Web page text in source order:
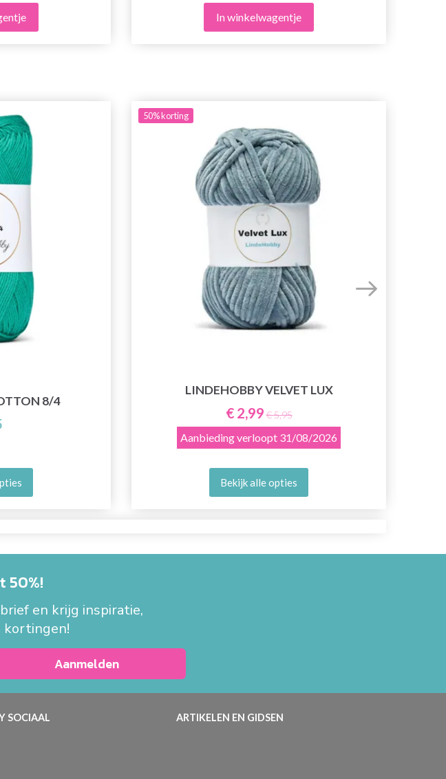
In winkelwagentje
8/4
50%korting
LINDEHOBBY VELVET LUX
€ 2,99 € 5,95
Aanbieding verloopt 31/08/2026
Bekijk alle opties
50%!
en krijg inspiratie,
kortingen!
Aanmelden
SOCIAAL ARTIKELEN EN GIDSEN